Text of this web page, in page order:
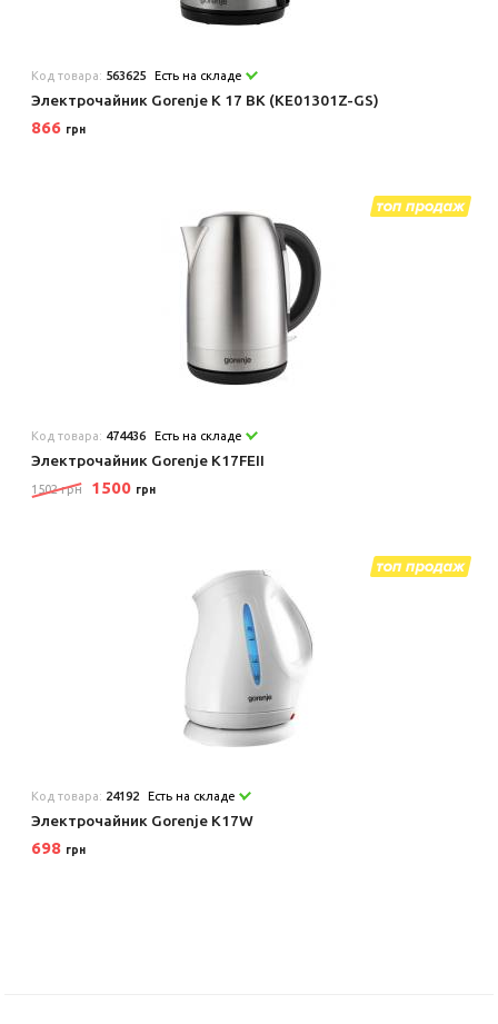
Код товара: 563625 Есть на складе
Электрочайник Gorenje K 17 BK (KE01301Z-GS)
866 грн
Код товара: 474436 Есть на складе
Электрочайник Gorenje K17FEII
1502 грн 1500 грн
Код товара: 24192 Есть на складе
Электрочайник Gorenje K17W
698 грн